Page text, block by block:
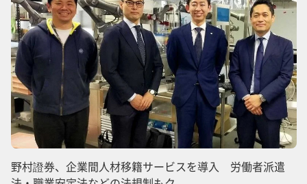
野村證券、企業間人材移籍サービスを導入 労働者派遣